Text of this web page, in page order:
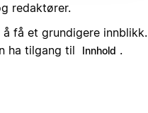
redaktører.
få et grundigere innblikk.
ha tilgang til
Innhold .